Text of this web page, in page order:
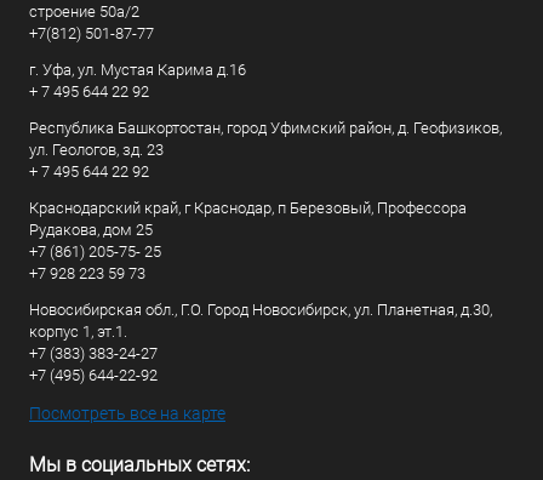
строение 50а/2
+7(812) 501-87-77
г. Уфа, ул. Мустая Карима д.16
+ 7 495 644 22 92
Республика Башкортостан, город Уфимский район, д. Геофизиков,
ул. Геологов, зд. 23
+ 7 495 644 22 92
Краснодарский край, г Краснодар, п Березовый, Профессора
Рудакова, дом 25
+7 (861) 205-75- 25
+7 928 223 59 73
Новосибирская обл., Г.О. Город Новосибирск, ул. Планетная, д.30,
корпус 1, эт.1.
+7 (383) 383-24-27
+7 (495) 644-22-92
Посмотреть все на карте
Мы в социальных сетях: